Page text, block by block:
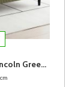
DIVA PLUS 120 (II gr.) lova (Lincoln Green-37)